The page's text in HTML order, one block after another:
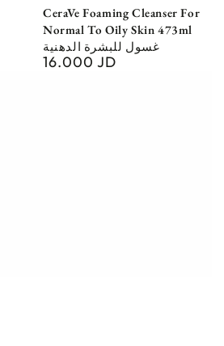
CeraVe Foaming Cleanser For
Normal To Oily Skin 473ml
غسول للبشرة الدهنية
Regular
16.000 JD